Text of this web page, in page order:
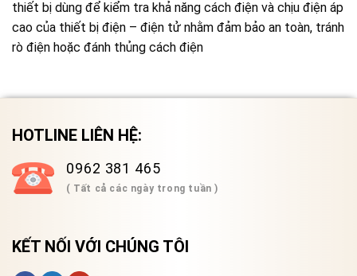
thiết bị dùng để kiểm tra khả năng cách điện và chịu điện áp
cao của thiết bị điện – điện tử nhằm đảm bảo an toàn, tránh
rò điện hoặc đánh thủng cách điện
HOTLINE LIÊN HỆ:
0962 381 465
( Tất cả các ngày trong tuần )
KẾT NỐI VỚI CHÚNG TÔI